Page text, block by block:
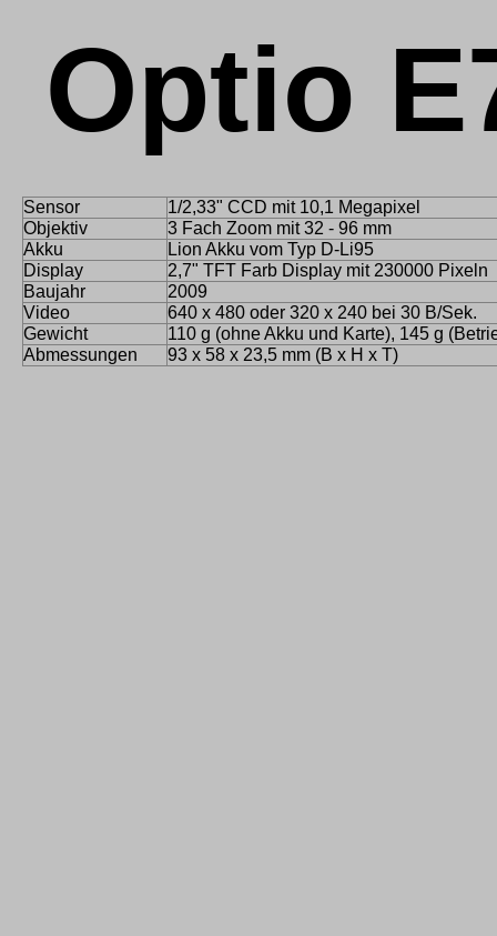
Optio
Sensor
1/2,33" CCD mit 10,1 Megapixel
Objektiv
3 Fach Zoom mit 32 - 96 mm
Akku
Lion Akku vom Typ D-Li95
Display
2,7" TFT Farb Display mit 230000 Pixeln
Baujahr
2009
Video
640 x 480 oder 320 x 240 bei 30 B/Sek.
Gewicht
110 g (ohne Akku und Karte), 145 g
Abmessungen
93 x 58 x 23,5 mm (B x H x T)